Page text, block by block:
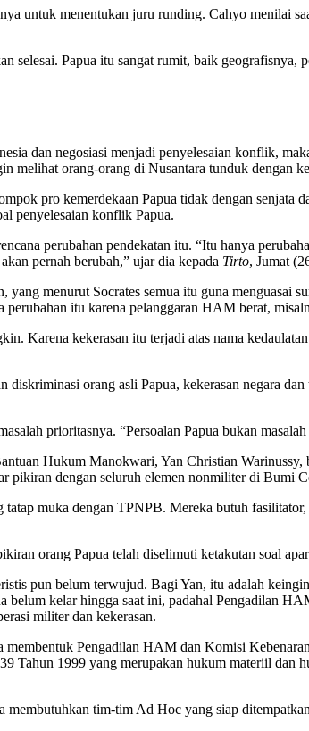
untuk menentukan juru runding. Cahyo menilai
Papua itu sangat rumit, baik geografisnya,
dan negosiasi menjadi penyelesaian konflik,
melihat orang-orang di Nusantara tunduk dengan
pro kemerdekaan Papua tidak dengan senjata
penyelesaian konflik Papua.
perubahan pendekatan itu. “Itu hanya
pernah berubah,” ujar dia kepada Tirto, Jumat
menurut Socrates semua itu guna menguasai
itu karena pelanggaran HAM berat,
Karena kekerasan itu terjadi atas nama
orang asli Papua, kekerasan negara
prioritasnya. “Persoalan Papua bukan
Hukum Manokwari, Yan Christian
dengan seluruh elemen nonmiliter di Bumi
muka dengan TPNPB. Mereka butuh
orang Papua telah diselimuti ketakutan soal
pun belum terwujud. Bagi Yan, itu adalah
belum kelar hingga saat ini, padahal Pengadilan
militer dan kekerasan.
Pengadilan HAM dan Komisi
1999 yang merupakan hukum materiil dan
tim-tim Ad Hoc yang siap